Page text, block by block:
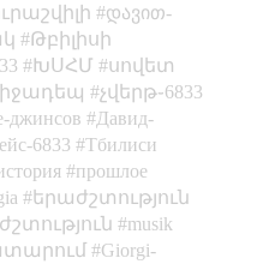
დავით-
Թբիլիսի
ԽՍՀՄ
սովետ
չվերթ֊6833
джинсов
Давид-
6833
Тбилиси
прошлое
երաժշտություն
musik
Giorgi-